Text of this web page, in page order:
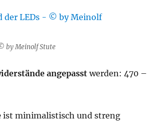
by Meinolf Stute
angepasstwerden: 470 –
ist minimalistisch und streng